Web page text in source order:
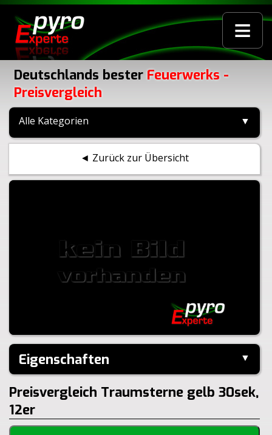
≡
Deutschlands bester Feuerwerks -
Preisvergleich
Alle Kategorien ▼
◄ Zurück zur Übersicht
Eigenschaften ▼
Hersteller:
Weco
Inhalt je Pack:
12 Stück
Brenndauer:
Inhalt je VE:
12 Stück
Preisvergleich Traumsterne gelb 30sek,
12er